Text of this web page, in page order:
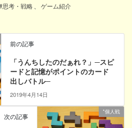
思考・戦略 ゲーム紹介
前の記事
「うんちしたのだぁれ？」─スピ
ードと記憶がポイントのカード
出しバトル─
2019年4月14日
*個人戦
次の記事